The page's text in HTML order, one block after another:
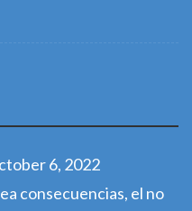
6, 2022
consecuencias, el no